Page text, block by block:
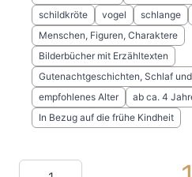
schildkröte
vogel schlange
Menschen, Figuren, Charaktere
Bilderbücher mit Erzähltexten
Gutenachtgeschichten, Schlaf
empfohlenes Alter
ab ca. 4
In Bezug auf die frühe Kindheit
Menge